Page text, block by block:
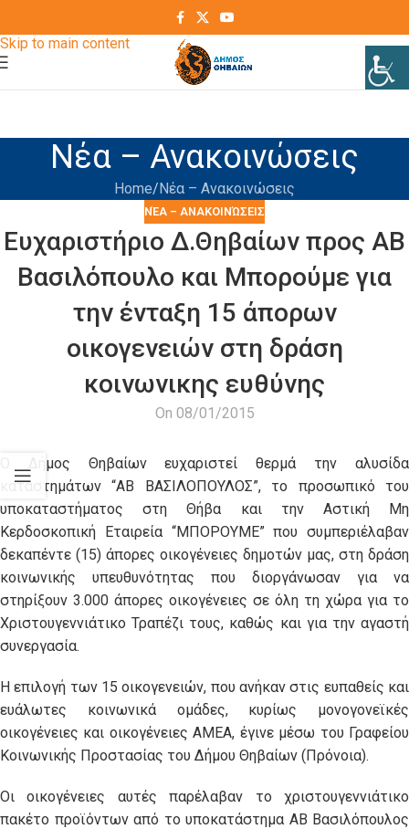
Skip to main content
Νέα – Ανακοινώσεις
Home Νέα – Ανακοινώσεις
ΝΈΑ – ΑΝΑΚΟΙΝΏΣΕΙΣ
Ευχαριστήριο Δ.Θηβαίων προς ΑΒ
Βασιλόπουλο και Μπορούμε για
την ένταξη 15 άπορων
οικογενειών στη δράση
κοινωνικης ευθύνης
On 08/01/2015
Ο Δήμος Θηβαίων ευχαριστεί θερμά την αλυσίδα
καταστημάτων “ΑΒ ΒΑΣΙΛΟΠΟΥΛΟΣ”, το προσωπικό του
υποκαταστήματος στη Θήβα και την Αστική Μη
Κερδοσκοπική Εταιρεία “ΜΠΟΡΟΥΜΕ” που συμπεριέλαβαν
δεκαπέντε (15) άπορες οικογένειες δημοτών μας, στη δράση
κοινωνικής υπευθυνότητας που διοργάνωσαν για να
στηρίξουν 3.000 άπορες οικογένειες σε όλη τη χώρα για το
Χριστουγεννιάτικο Τραπέζι τους, καθώς και για την αγαστή
συνεργασία.
Η επιλογή των 15 οικογενειών, που ανήκαν στις ευπαθείς και
ευάλωτες κοινωνικά ομάδες, κυρίως μονογονεϊκές
οικογένειες και οικογένειες ΑΜΕΑ, έγινε μέσω του Γραφείου
Κοινωνικής Προστασίας του Δήμου Θηβαίων (Πρόνοια).
Οι οικογένειες αυτές παρέλαβαν το χριστουγεννιάτικο
πακέτο προϊόντων από το υποκατάστημα ΑΒ Βασιλόπουλος